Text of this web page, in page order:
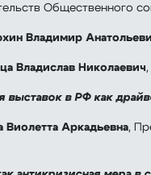
Общественного
Владимир
Владислав Николаевич
выставок в РФ как
Виолетта Аркадьевна,